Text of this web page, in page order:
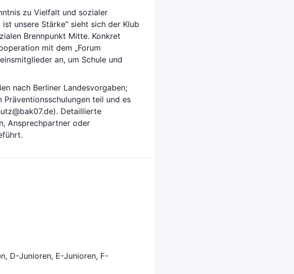
zu Vielfalt und sozialer
unsere Stärke“ sieht sich der Klub
Brennpunkt Mitte. Konkret
mit dem „Forum
an, um Schule und
nach Berliner Landesvorgaben;
Präventionsschulungen teil und es
Detaillierte
Ansprechpartner oder
D-Junioren, E-Junioren, F-